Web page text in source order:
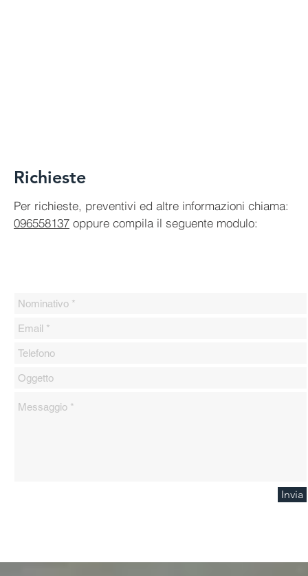
Richieste
Per richieste, preventivi ed altre informazioni chiama:
096558137 oppure compila il seguente modulo:
Invia